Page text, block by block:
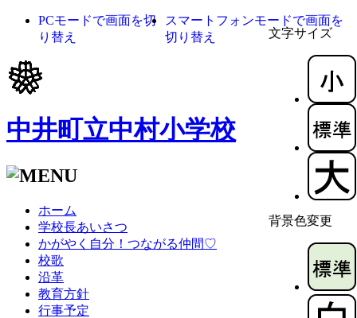
文字サイズ
背景色変更
PCモードで画面を切
り替え
スマートフォンモードで画面を
切り替え
中井町立中村小学校
ホーム
学校長あいさつ
かがやく自分！つながる仲間♡
校歌
沿革
教育方針
行事予定